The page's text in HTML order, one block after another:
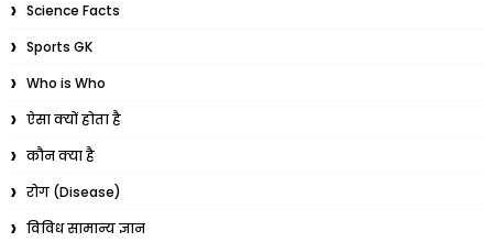
Science Facts
Sports GK
Who is Who
ऐसा क्यों होता है
कौन क्या है
रोग (Disease)
विविध सामान्य ज्ञान